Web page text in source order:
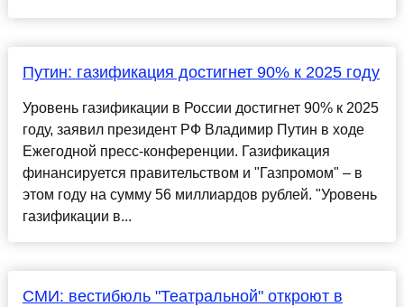
Путин: газификация достигнет 90% к 2025 году
Уровень газификации в России достигнет 90% к 2025
году, заявил президент РФ Владимир Путин в ходе
Ежегодной пресс-конференции. Газификация
финансируется правительством и "Газпромом" – в
этом году на сумму 56 миллиардов рублей. "Уровень
газификации в...
СМИ: вестибюль "Театральной" откроют в